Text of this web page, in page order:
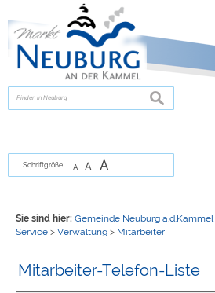
zur Navigationoder
suchen
Schriftgröße A A A
Sie sind hier: Gemeinde Neuburg a.d.Kammel
Service> Verwaltung> Mitarbeiter
Mitarbeiter-Telefon-Liste